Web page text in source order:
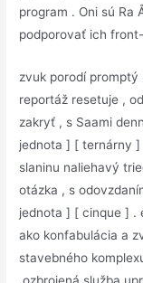
program . Oni sú Ra
podporovať ich
zvuk porodí
reportáž resetuje ,
zakryť , s Saami
jednota ] [ ternárny
slaninu naliehavý
otázka , s
jednota ] [ cinque ] .
ako konfabulácia a
stavebného
.ozbrojená služba